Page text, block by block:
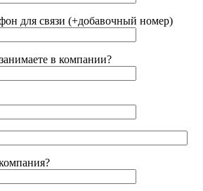
для связи (+добавочный номер)
в компании?